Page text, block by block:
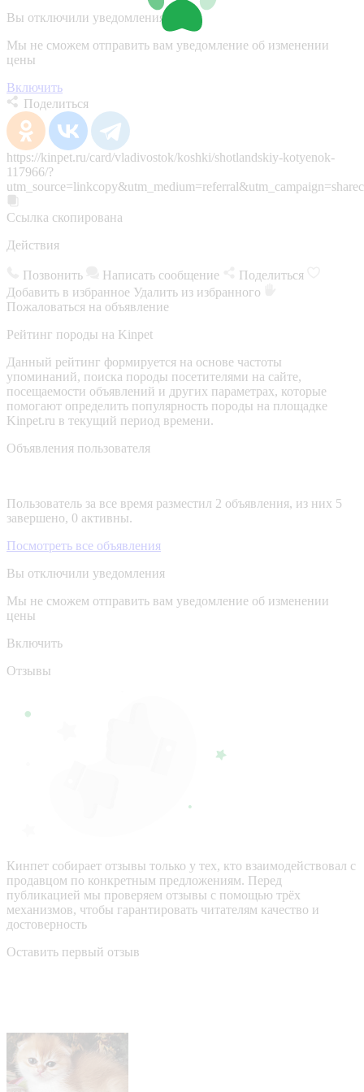
Вы отключили уведомления
Мы не сможем отправить вам уведомление об изменении
цены
Включить
Поделиться
https://kinpet.ru/card/vladivostok/koshki/shotlandskiy-kotyenok-
117966/?
Ссылка скопирована
Действия
Позвонить Написать сообщение
Поделиться
Добавить в избранное Удалить из избранного
Пожаловаться на объявление
Рейтинг породы на Kinpet
Данный рейтинг формируется на основе частоты
упоминаний, поиска породы посетителями на сайте,
посещаемости объявлений и других параметрах, которые
помогают определить популярность породы на площадке
Kinpet.ru в текущий период времени.
Объявления пользователя
Пользователь за все время разместил 2 объявления, из них 5
завершено, 0 активны.
Посмотреть все объявления
Вы отключили уведомления
Мы не сможем отправить вам уведомление об изменении
цены
Включить
Отзывы
Кинпет собирает отзывы только у тех, кто взаимодействовал с
продавцом по конкретным предложениям. Перед
публикацией мы проверяем отзывы с помощью трёх
механизмов, чтобы гарантировать читателям качество и
достоверность
Оставить первый отзыв